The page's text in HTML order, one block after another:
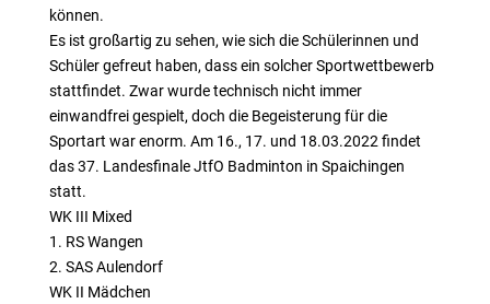
können.
Es ist großartig zu sehen, wie sich die Schülerinnen und
Schüler gefreut haben, dass ein solcher Sportwettbewerb
stattfindet. Zwar wurde technisch nicht immer
einwandfrei gespielt, doch die Begeisterung für die
Sportart war enorm. Am 16., 17. und 18.03.2022 findet
das 37. Landesfinale JtfO Badminton in Spaichingen
statt.
WK III Mixed
1. RS Wangen
2. SAS Aulendorf
WK II Mädchen